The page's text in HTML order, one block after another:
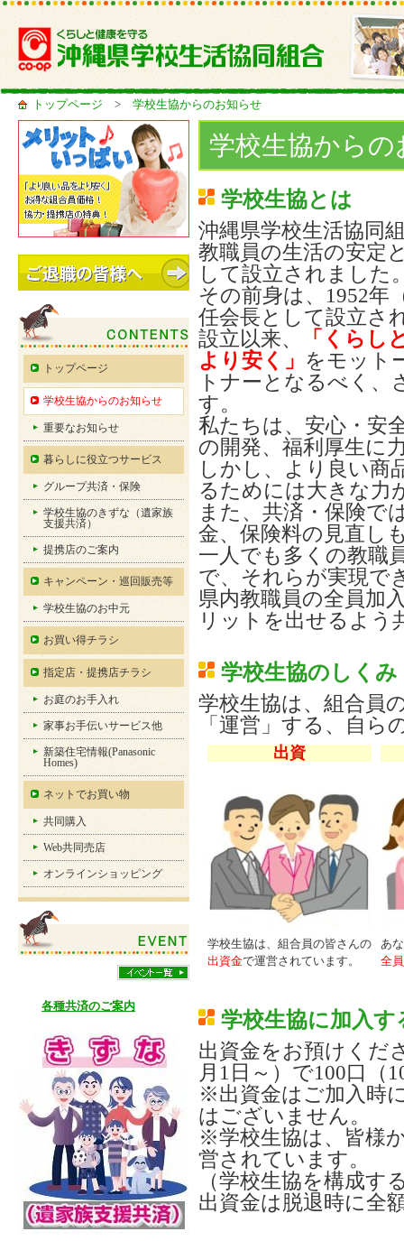
トップページ > 学校生協からのお知らせ
学校生協からの
学校生協とは
沖縄県学校生活協同
教職員の生活の安定
して設立されました
その前身は、1952年
任会長として設立さ
設立以来、
「くらし
より安く」 をモット
トナーとなるべく、
す。
私たちは、安心・安
の開発、福利厚生に
しかし、より良い商
るためには大きな力
また、共済・保険で
金、保険料の見直し
一人でも多くの教職
で、それらが実現で
県内教職員の全員加
リットを出せるよう
学校生協のしくみ
学校生協は、組合員
「運営」する、自
出資
学校生協は、組合員の皆さんの
出資金で運営されています。
あ
全
学校生協に加入す
出資金をお預けくだ
月1日～）で100口（
※出資金はご加入時
はございません。
※学校生協は、皆様
営されています。
（学校生協を構成す
出資金は脱退時に全
トップページ
学校生協からのお知らせ
重要なお知らせ
暮らしに役立つサービス
グループ共済・保険
学校生協のきずな（遺家族
支援共済）
提携店のご案内
キャンペーン・巡回販売等
学校生協のお中元
お買い得チラシ
指定店・提携店チラシ
お庭のお手入れ
家事お手伝いサービス他
新築住宅情報(Panasonic
Homes)
ネットでお買い物
共同購入
Web共同売店
オンラインショッピング
各種共済のご案内